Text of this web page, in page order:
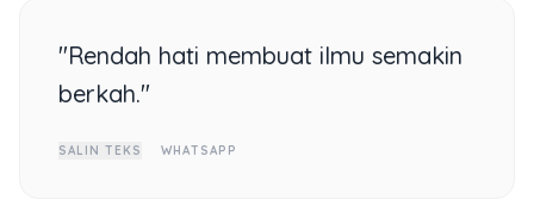
"Rendah hati membuat ilmu semakin
berkah."
SALIN TEKS WHATSAPP